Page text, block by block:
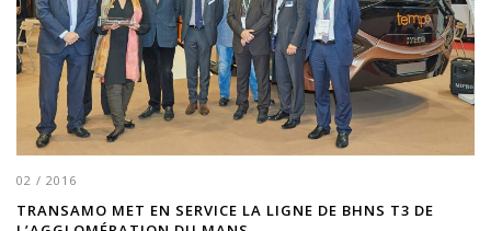
02 / 2016
TRANSAMO MET EN SERVICE LA LIGNE DE BHNS T3 DE